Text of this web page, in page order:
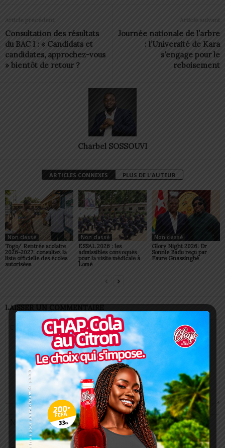
Article précédent
Consultation des résultats
du BAC I : « Candidats et
candidates, approchez-vous
» bientôt de retour ?
Article suivant
Journée nationale de l’arbre
: l’Université de Kara
s’engage pour le
reboisement
Charbel SOSSOUVI
ARTICLES CONNEXES PLUS DE L'AUTEUR
Non classé
Togo/ Rentrée scolaire
2026-2027: consultez la
liste officielle des écoles
autorisées
Non classé
ESSAL 2026 : les
admissibles convoqués
pour la visite médicale à
Lomé
Non classé
Glory Night 2026: Dr
Sonnie Badu reçu par
Faure Gnassingbé
LAISSER UN COMMENTAIRE